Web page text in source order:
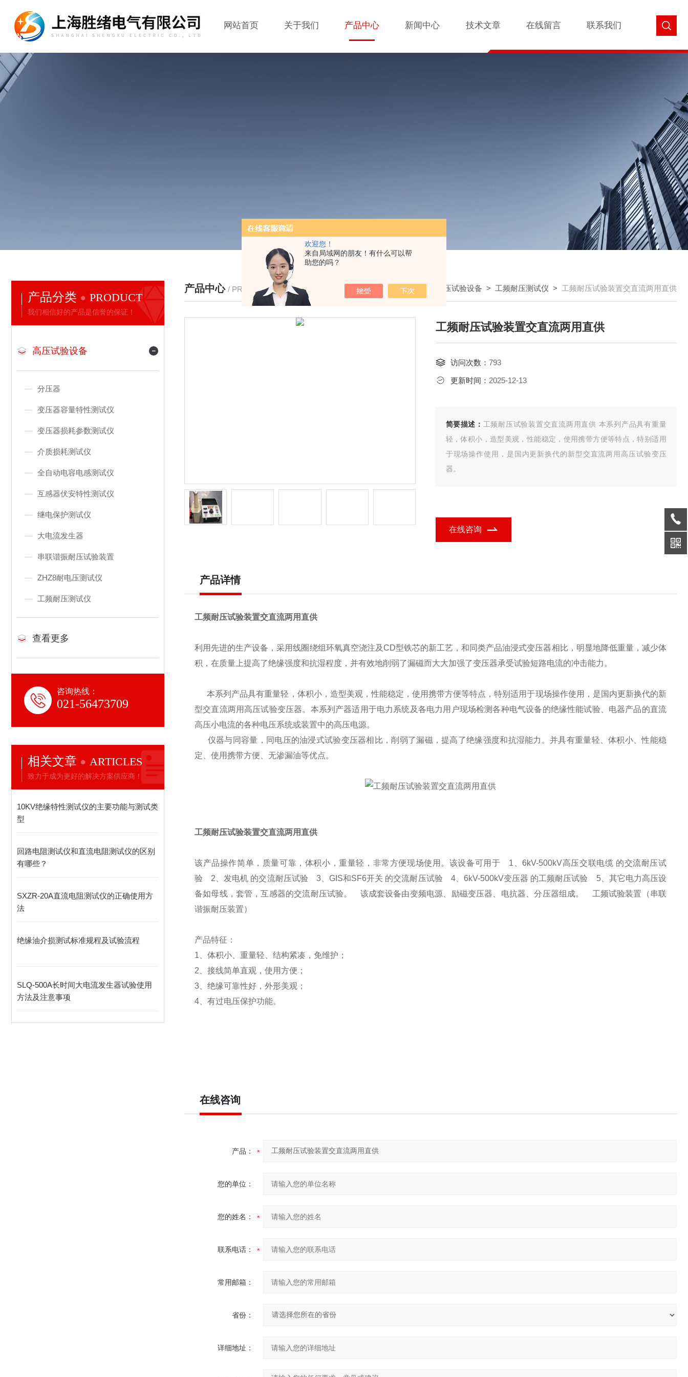
欢迎您！
来自局域网的朋友！有什么可以帮
助您的吗？
网站首页 关于我们 产品中心 新闻中心 技术文章 在线留言 联系我们
产品分类 PRODUCT
我们相信好的产品是信誉的保证！
高压试验设备
分压器
变压器容量特性测试仪
变压器损耗参数测试仪
介质损耗测试仪
全自动电容电感测试仪
互感器伏安特性测试仪
继电保护测试仪
大电流发生器
串联谐振耐压试验装置
ZHZ8耐电压测试仪
工频耐压测试仪
查看更多
咨询热线：
021-56473709
相关文章 ARTICLES
致力于成为更好的解决方案供应商！
10KV绝缘特性测试仪的主要功能与测试类
型
回路电阻测试仪和直流电阻测试仪的区别
有哪些？
SXZR-20A直流电阻测试仪的正确使用方
法
绝缘油介损测试标准规程及试验流程
SLQ-500A长时间大电流发生器试验使用
方法及注意事项
产品中心 / PRODUCTS 我的位置：首页 产品中心 高压试验设备 > 工频耐压测试仪 > 工频耐压试验装置交直流两用直供
工频耐压试验装置交直流两用直供
访问次数： 793
更新时间： 2025-12-13
简要描述： 工频耐压试验装置交直流两用直供 本系列产品具有重量
轻，体积小，造型美观，性能稳定，使用携带方便等特点，特别适用
于现场操作使用，是国内更新换代的新型交直流两用高压试验变压
器。
在线咨询
产品详情
工频耐压试验装置交直流两用直供
利用先进的生产设备，采用线圈绕组环氧真空浇注及CD型铁芯的新工艺，和同类产品油浸式变压器相比，明显地降低重量，减少体
积，在质量上提高了绝缘强度和抗湿程度，并有效地削弱了漏磁而大大加强了变压器承受试验短路电流的冲击能力。
本系列产品具有重量轻，体积小，造型美观，性能稳定，使用携带方便等特点，特别适用于现场操作使用，是国内更新换代的新
型交直流两用高压试验变压器。本系列产器适用于电力系统及各电力用户现场检测各种电气设备的绝缘性能试验、电器产品的直流
高压小电流的各种电压系统或装置中的高压电源。
仪器与同容量，同电压的油浸式试验变压器相比，削弱了漏磁，提高了绝缘强度和抗湿能力。并具有重量轻、体积小、性能稳
定、使用携带方便、无渗漏油等优点。
工频耐压试验装置交直流两用直供
该产品操作简单，质量可靠，体积小，重量轻，非常方便现场使用。该设备可用于 1、6kV-500kV高压交联电缆 的交流耐压试
验 2、发电机 的交流耐压试验 3、GIS和SF6开关 的交流耐压试验 4、6kV-500kV变压器 的工频耐压试验 5、其它电力高压设
备如母线，套管，互感器的交流耐压试验。 该成套设备由变频电源、励磁变压器、电抗器、分压器组成。 工频试验装置（串联
谐振耐压装置）
产品特征：
1、体积小、重量轻、结构紧凑，免维护；
2、接线简单直观，使用方便；
3、绝缘可靠性好，外形美观；
4、有过电压保护功能。
在线咨询
产品：
您的单位：
您的姓名：
联系电话：
常用邮箱：
省份：
详细地址：